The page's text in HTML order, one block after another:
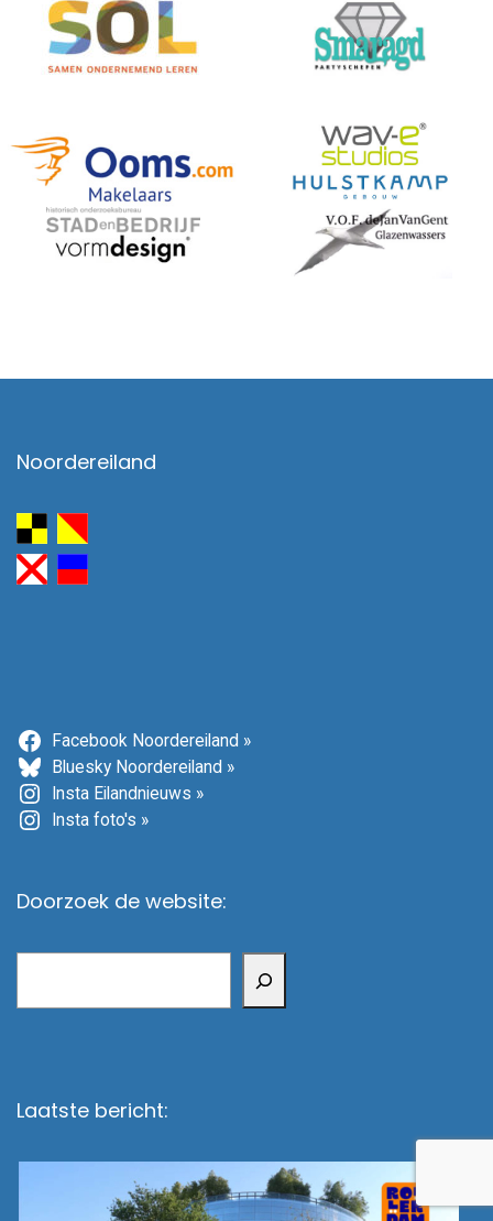
Noordereiland
Facebook Noordereiland »
Bluesky Noordereiland »
Insta Eilandnieuws »
Insta foto's »
Doorzoek de website:
Laatste bericht: